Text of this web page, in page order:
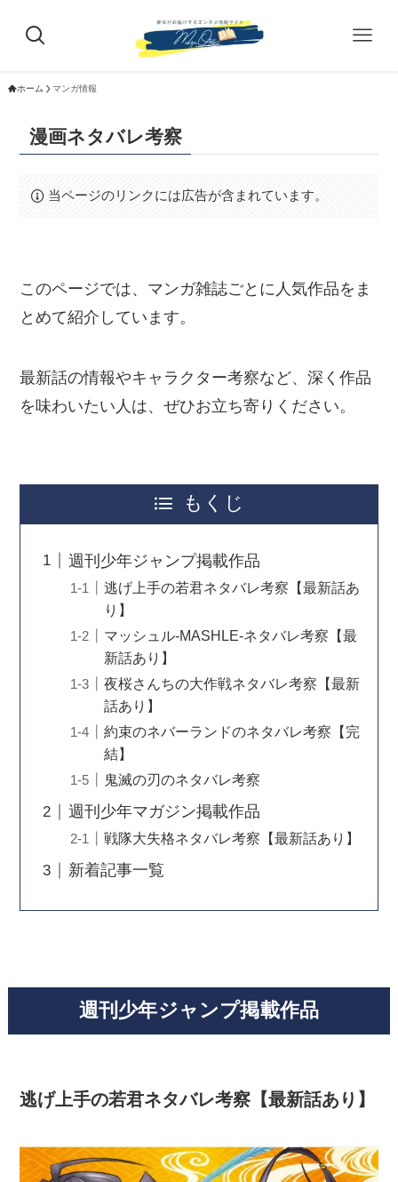
ホーム マンガ情報
漫画ネタバレ考察
当ページのリンクには広告が含まれています。
このページでは、マンガ雑誌ごとに人気作品をま
とめて紹介しています。
最新話の情報やキャラクター考察など、深く作品
を味わいたい人は、ぜひお立ち寄りください。
もくじ
週刊少年ジャンプ掲載作品
逃げ上手の若君ネタバレ考察【最新話あ
り】
マッシュル-MASHLE-ネタバレ考察【最
新話あり】
夜桜さんちの大作戦ネタバレ考察【最新
話あり】
約束のネバーランドのネタバレ考察【完
結】
鬼滅の刃のネタバレ考察
週刊少年マガジン掲載作品
戦隊大失格ネタバレ考察【最新話あり】
新着記事一覧
週刊少年ジャンプ掲載作品
逃げ上手の若君ネタバレ考察【最新話あり】